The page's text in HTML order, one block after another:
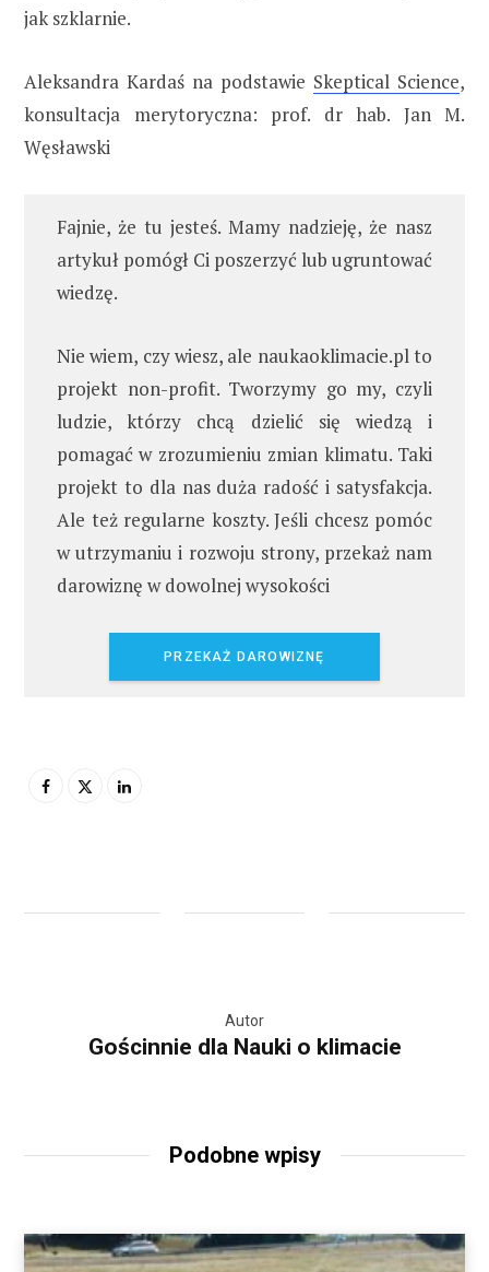
jak szklarnie.
Aleksandra Kardaś na podstawie Skeptical Science,
konsultacja merytoryczna: prof. dr hab. Jan M.
Węsławski
Fajnie, że tu jesteś. Mamy nadzieję, że nasz
artykuł pomógł Ci poszerzyć lub ugruntować
wiedzę.
Nie wiem, czy wiesz, ale naukaoklimacie.pl to
projekt non-profit. Tworzymy go my, czyli
ludzie, którzy chcą dzielić się wiedzą i
pomagać w zrozumieniu zmian klimatu. Taki
projekt to dla nas duża radość i satysfakcja.
Ale też regularne koszty. Jeśli chcesz pomóc
w utrzymaniu i rozwoju strony, przekaż nam
darowiznę w dowolnej wysokości
PRZEKAŻ DAROWIZNĘ
Autor
Gościnnie dla Nauki o klimacie
Podobne wpisy